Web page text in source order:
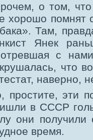
о том,
хорошо помнят
Там,
Янек
с
что
наверно,
простите, эти
в СССР
они
время.